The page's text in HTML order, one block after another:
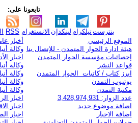
تابعونا على:
RSS الانستغرام لينكدإن تيلكرامبنترست
الموقع الرئيسي
هيئة ادارة الحوار المتمدن - للإتصال بنا
إحصائيات مؤسسة الحوار المتمدن
قواعد النشر
ابرز كتاب / كاتبات الحوار المتمدن
يوتيوب التمدن
مكتبة التمدن
عدد الزوار: 3,428,974,931
اضافة موضوع جديد
اضافة الاخبار
أخبار
وكالة
اخبار
وكالة
وكالة
وكالة
وكالة
اخبار
اخبار
اخبار